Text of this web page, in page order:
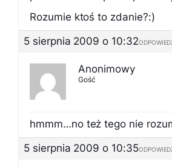
Rozumie ktoś to zdanie?:)
5 sierpnia 2009 o 10:32
Anonimowy
Gość
hmmm…no też tego nie
5 sierpnia 2009 o 10:35